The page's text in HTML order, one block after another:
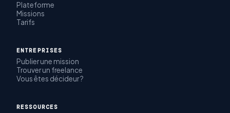
Plateforme
Missions
Tarifs
ENTREPRISES
Publier une mission
Trouver un freelance
Vous êtes décideur ?
RESSOURCES